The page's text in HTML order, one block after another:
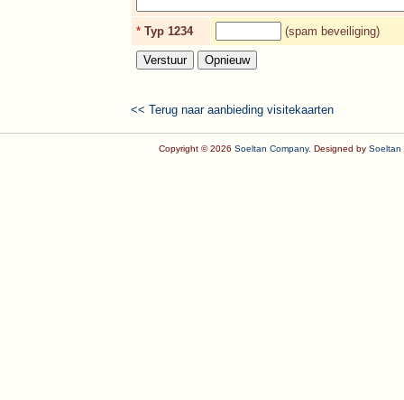
* Typ 1234 (spam beveiliging)
<< Terug naar aanbieding visitekaarten
Copyright © 2026 Soeltan Company. Designed by Soeltan